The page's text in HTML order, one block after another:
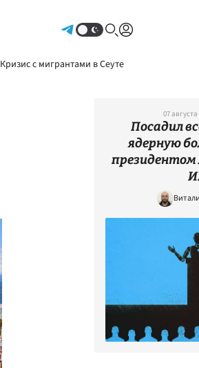
Кризис с мигрантами в Сеуте
07 августа
Посадил
ядерную